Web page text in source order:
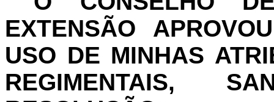
EXTENSÃO
USO DE MINHAS
REGIMENTAIS,